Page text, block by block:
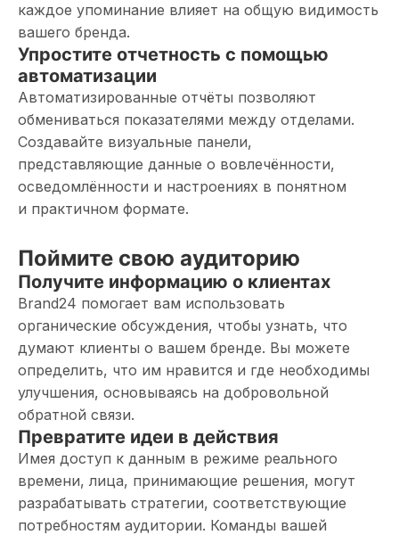
каждое упоминание влияет на общую видимость
вашего бренда.
Упростите отчетность с помощью
автоматизации
Автоматизированные отчёты позволяют
обмениваться показателями между отделами.
Создавайте визуальные панели,
представляющие данные о вовлечённости,
осведомлённости и настроениях в понятном
и практичном формате.
Поймите свою аудиторию
Получите информацию о клиентах
Brand24 помогает вам использовать
органические обсуждения, чтобы узнать, что
думают клиенты о вашем бренде. Вы можете
определить, что им нравится и где необходимы
улучшения, основываясь на добровольной
обратной связи.
Превратите идеи в действия
Имея доступ к данным в режиме реального
времени, лица, принимающие решения, могут
разрабатывать стратегии, соответствующие
потребностям аудитории. Команды вашей